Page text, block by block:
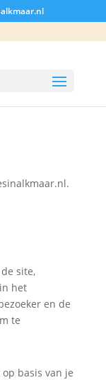
site,
het
en de
te
basis van je